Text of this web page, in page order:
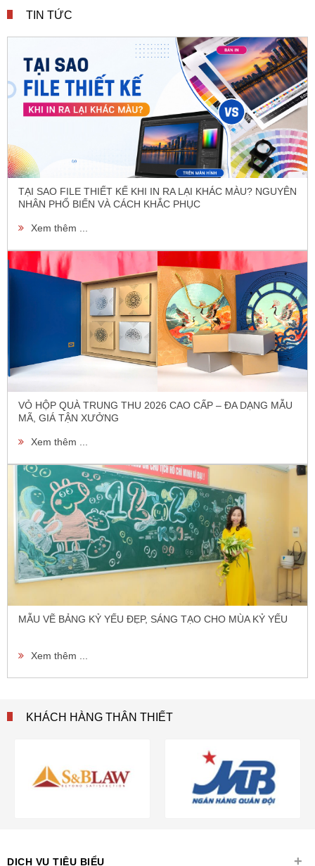
TIN TỨC
TẠI SAO FILE THIẾT KẾ KHI IN RA LẠI KHÁC MÀU? NGUYÊN
NHÂN PHỔ BIẾN VÀ CÁCH KHẮC PHỤC
Xem thêm ...
VỎ HỘP QUÀ TRUNG THU 2026 CAO CẤP – ĐA DẠNG MẪU
MÃ, GIÁ TẬN XƯỞNG
Xem thêm ...
MẪU VẼ BẢNG KỶ YẾU ĐẸP, SÁNG TẠO CHO MÙA KỶ YẾU
Xem thêm ...
KHÁCH HÀNG THÂN THIẾT
DỊCH VỤ TIÊU BIỂU +